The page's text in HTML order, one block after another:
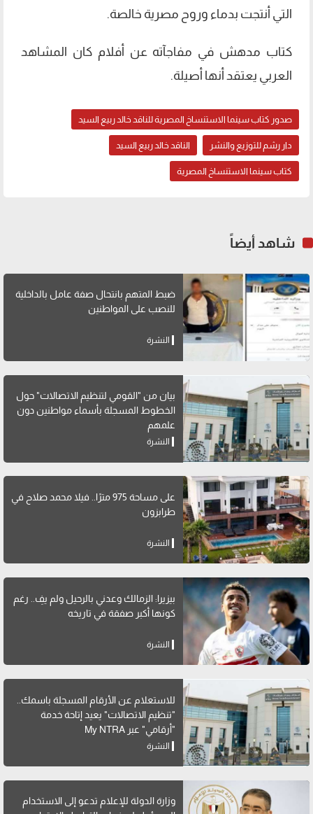
التي أنتجت بدماء وروح مصرية خالصة.
كتاب مدهش في مفاجآته عن أفلام كان المشاهد
العربي يعتقد أنها أصيلة.
صدور كتاب سينما الاستنساخ المصرية للناقد خالد ربيع السيد
دار رشم للتوزيع والنشر الناقد خالد ربيع السيد
كتاب سينما الاستنساخ المصرية
شاهد أيضاً
ضبط المتهم بانتحال صفة عامل بالداخلية
للنصب على المواطنين
النشرة
بيان من "القومي لتنظيم الاتصالات" حول
الخطوط المسجلة بأسماء مواطنين دون
علمهم
النشرة
على مساحة 975 مترًا.. فيلا محمد صلاح في
طرابزون
النشرة
بيزيرا: الزمالك وعدني بالرحيل ولم يفِ.. رغم
كونها أكبر صفقة في تاريخه
النشرة
للاستعلام عن الأرقام المسجلة باسمك..
"تنظيم الاتصالات" يعيد إتاحة خدمة
"أرقامي" عبر My NTRA
النشرة
وزارة الدولة للإعلام تدعو إلى الاستخدام